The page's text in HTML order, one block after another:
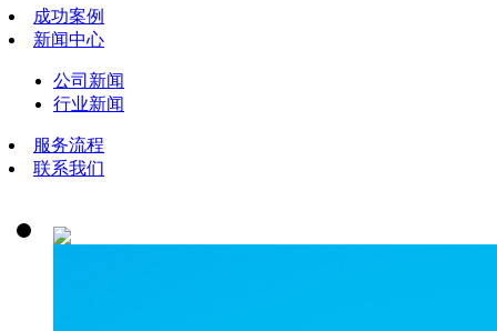
成功案例
新闻中心
公司新闻
行业新闻
服务流程
联系我们